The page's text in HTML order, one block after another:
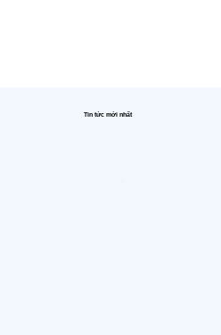
Tin tức mới nhất